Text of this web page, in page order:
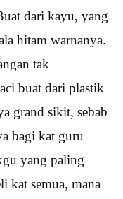
dari kayu, yang
hitam warnanya.
tak
buat dari plastik
grand sikit, sebab
bagi kat guru
yang paling
kat semua, mana